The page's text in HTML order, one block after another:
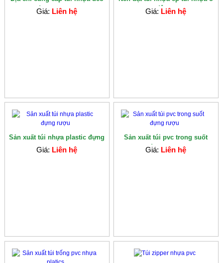
đựng rượu...
Giá: Liên hệ
đâu ...
Giá: Liên hệ
Sản xuất túi nhựa plastic đựng
rượu
Giá: Liên hệ
Sản xuất túi pvc trong suốt
đựng rượu
Giá: Liên hệ